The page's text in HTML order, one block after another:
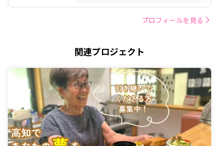
プロフィールを見る
関連プロジェクト